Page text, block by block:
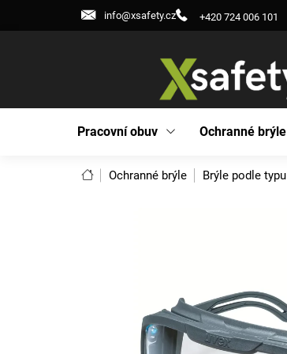
+420 724 006 101
info@xsafety.cz
Pracovní obuv Ochranné brýle
DomůOchranné brýle Brýle podle typu